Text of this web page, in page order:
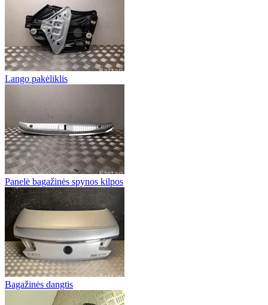
Lango pakėliklis
Panelė bagažinės spynos kilpos
Bagažinės dangtis